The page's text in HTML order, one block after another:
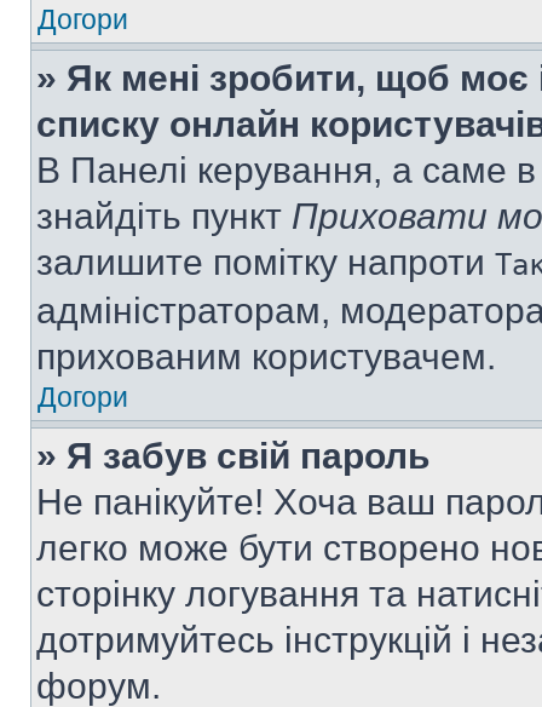
Догори
» Як мені зробити, щоб моє
списку онлайн
В Панелі керування, а саме
знайдіть пункт Приховати
залишите помітку напроти
адміністраторам,
прихованим користувачем.
Догори
» Я забув свій пароль
Не панікуйте! Хоча ваш
легко може бути створено
сторінку логування та
дотримуйтесь інструкцій і
форум.